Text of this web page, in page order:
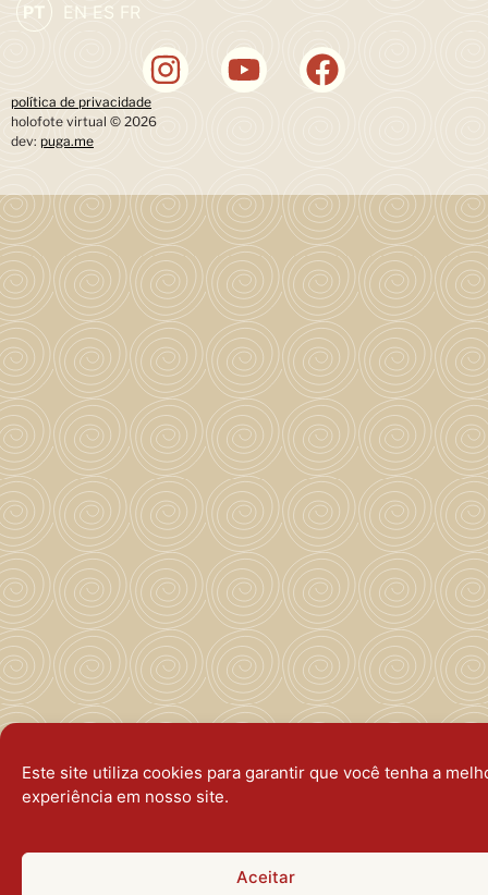
Este site utiliza cookies para garantir que você tenha a
experiência em nosso site.
Aceitar
PT EN ES FR
política de privacidade
holofote virtual © 2026
dev: puga.me